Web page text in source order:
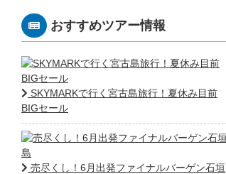
おすすめツアー情報
SKYMARKで行く宮古島旅行！夏休み目前
BIGセール
売尽くし！6月出発ファイナルバーゲン石垣